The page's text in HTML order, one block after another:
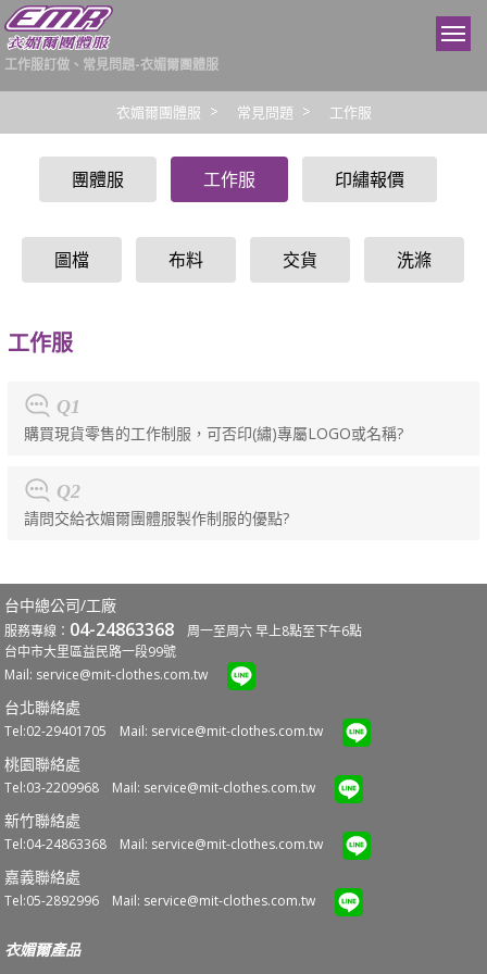
工作服訂做、常見問題-衣媚爾團體服
衣媚爾團體服 常見問題 工作服
團體服 工作服 印繡報價
圖檔 布料 交貨 洗滌
工作服
Q1
購買現貨零售的工作制服，可否印(繡)專屬LOGO或名稱?
Q2
請問交給衣媚爾團體服製作制服的優點?
台中總公司/工廠
服務專線： 04-24863368 周一至周六 早上8點至下午6點
台中市大里區益民路一段99號
Mail: service@mit-clothes.com.tw
台北聯絡處
Tel:02-29401705 Mail: service@mit-clothes.com.tw
桃園聯絡處
Tel:03-2209968 Mail: service@mit-clothes.com.tw
新竹聯絡處
Tel:04-24863368 Mail: service@mit-clothes.com.tw
嘉義聯絡處
Tel:05-2892996 Mail: service@mit-clothes.com.tw
衣媚爾產品